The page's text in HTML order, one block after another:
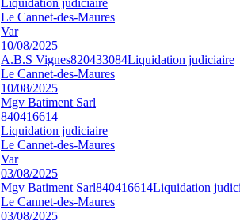
Le Cannet-des-Maures
Var
10/08/2025
A.B.S Vignes820433084Liquidation judiciaire
Le Cannet-des-Maures
10/08/2025
Mgv Batiment Sarl
840416614
Liquidation judiciaire
Le Cannet-des-Maures
Var
03/08/2025
Mgv Batiment Sarl840416614Liquidation
Le Cannet-des-Maures
03/08/2025